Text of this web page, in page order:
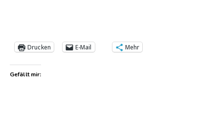
Drucken E-Mail Mehr
Gefällt mir: